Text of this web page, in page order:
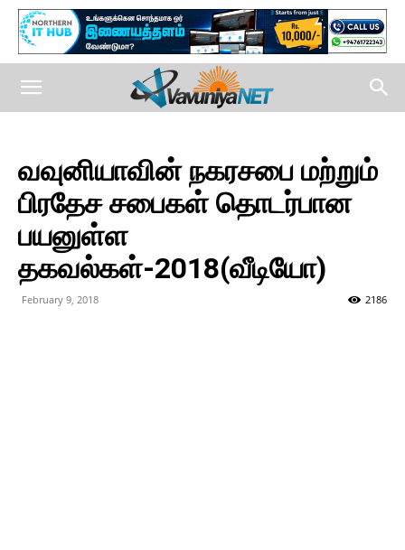
வவுனியாவின் நகரசபை மற்றும்
பிரதேச சபைகள் தொடர்பான
பயனுள்ள
தகவல்கள்-2018(வீடியோ)
February 9, 2018 2186